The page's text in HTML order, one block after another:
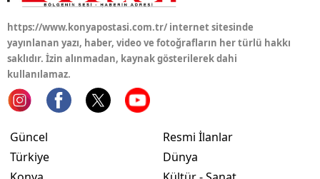
https://www.konyapostasi.com.tr/ internet sitesinde
yayınlanan yazı, haber, video ve fotoğrafların her türlü hakkı
saklıdır. İzin alınmadan, kaynak gösterilerek dahi
kullanılamaz.
Güncel
Türkiye
Resmi İlanlar
Dünya